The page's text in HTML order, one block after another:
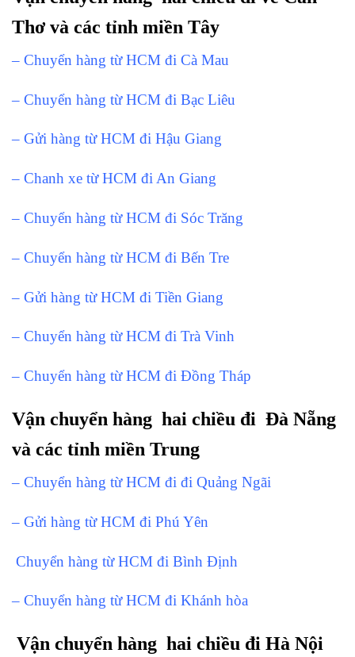
Thơ và các tỉnh miền Tây
– Chuyển hàng từ HCM đi Cà Mau
– Chuyển hàng từ HCM đi Bạc Liêu
– Gửi hàng từ HCM đi Hậu Giang
– Chanh xe từ HCM đi An Giang
– Chuyển hàng từ HCM đi Sóc Trăng
– Chuyển hàng từ HCM đi Bến Tre
– Gửi hàng từ HCM đi Tiền Giang
– Chuyển hàng từ HCM đi Trà Vinh
– Chuyển hàng từ HCM đi Đồng Tháp
Vận chuyển hàng hai chiều đi Đà Nẵng
và các tỉnh miền Trung
– Chuyển hàng từ HCM đi đi Quảng Ngãi
– Gửi hàng từ HCM đi Phú Yên
Chuyển hàng từ HCM đi Bình Định
– Chuyển hàng từ HCM đi Khánh hòa
Vận chuyển hàng hai chiều đi Hà Nội